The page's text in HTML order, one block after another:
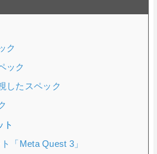
ク
ック
したスペック
ト
「Meta Quest 3」